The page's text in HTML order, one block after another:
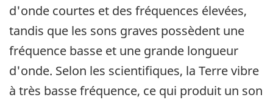
d'onde courtes et des fréquences élevées,
tandis que les sons graves possèdent une
fréquence basse et une grande longueur
d'onde. Selon les scientifiques, la Terre vibre
à très basse fréquence, ce qui produit un son